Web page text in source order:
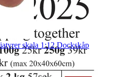
skala 1:12 Dockskåp